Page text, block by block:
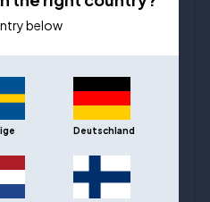
My Hood
Basketballstativ Heat
below
Deutschland